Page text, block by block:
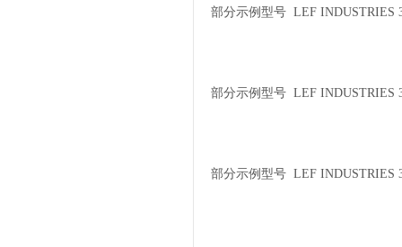
部分示例型号 LEF INDUSTRIES
部分示例型号 LEF INDUSTRIES
部分示例型号 LEF INDUSTRIES